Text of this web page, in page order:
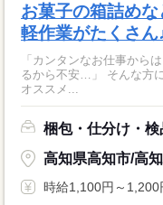
お菓子の箱詰め
軽作業がたくさん
「カンタンなお仕事から
るから不安…」 そんな方には おかしの”箱詰め”や”仕分け”のお仕事が
オススメ...
梱包・仕分け・検
高知県高知市/高
時給1,100円～1,200